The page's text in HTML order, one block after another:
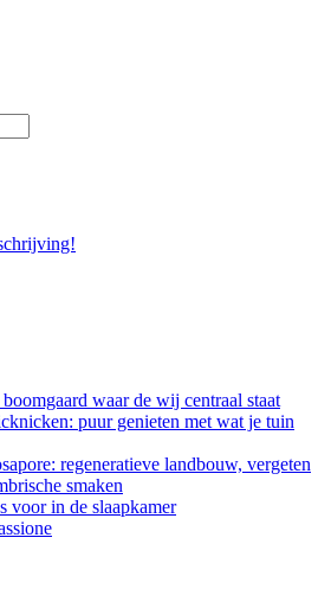
waar de wij centraal staat
puur genieten met wat je tuin
regeneratieve landbouw, vergeten
smaken
voor in de slaapkamer